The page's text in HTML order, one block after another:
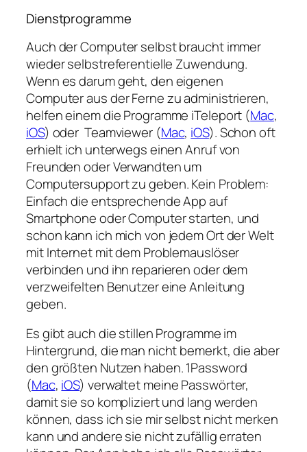
Dienstprogramme
Auch der Computer selbst braucht immer
wieder selbstreferentielle Zuwendung.
Wenn es darum geht, den eigenen
Computer aus der Ferne zu administrieren,
helfen einem die Programme iTeleport (Mac,
iOS) oder Teamviewer (Mac, iOS). Schon oft
erhielt ich unterwegs einen Anruf von
Freunden oder Verwandten um
Computersupport zu geben. Kein Problem:
Einfach die entsprechende App auf
Smartphone oder Computer starten, und
schon kann ich mich von jedem Ort der Welt
mit Internet mit dem Problemauslöser
verbinden und ihn reparieren oder dem
verzweifelten Benutzer eine Anleitung
geben.
Es gibt auch die stillen Programme im
Hintergrund, die man nicht bemerkt, die aber
den größten Nutzen haben. 1Password
(Mac, iOS) verwaltet meine Passwörter,
damit sie so kompliziert und lang werden
können, dass ich sie mir selbst nicht merken
kann und andere sie nicht zufällig erraten